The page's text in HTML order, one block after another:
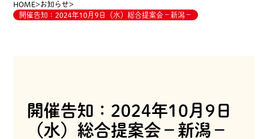
HOME>お知らせ>
開催告知：2024年10月9日（水）総合提案会－新潟－
開催告知：2024年10月9日
（水）総合提案会－新潟－